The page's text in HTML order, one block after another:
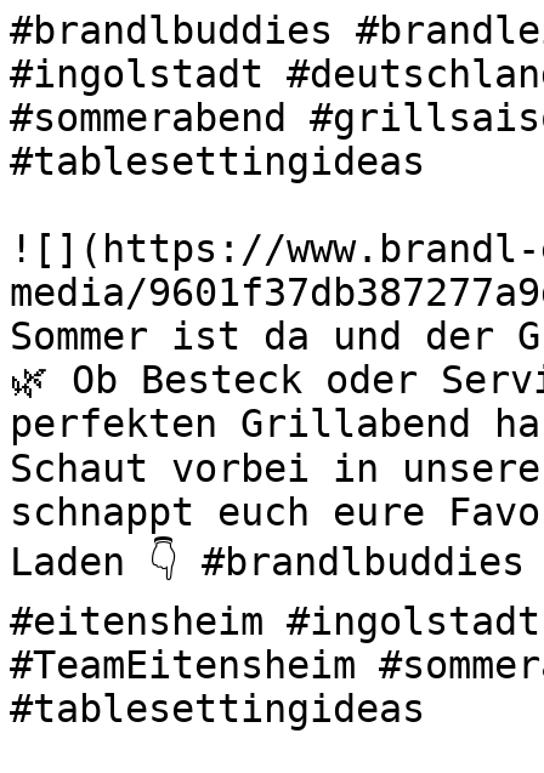
#brandlbuddies
#ingolstadt
#sommerabend
#tablesettingideas
![](https://
media/
Sommer ist da und
🌿 Ob Besteck oder
perfekten Grillabend
Schaut vorbei in
schnappt euch eure
Laden 👇
#eitensheim
#TeamEitensheim
#tablesettingideas